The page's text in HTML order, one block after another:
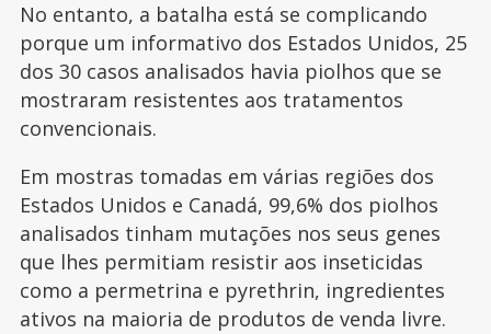
No entanto, a batalha está se complicando
porque um informativo dos Estados Unidos, 25
dos 30 casos analisados havia piolhos que se
mostraram resistentes aos tratamentos
convencionais.
Em mostras tomadas em várias regiões dos
Estados Unidos e Canadá, 99,6% dos piolhos
analisados tinham mutações nos seus genes
que lhes permitiam resistir aos inseticidas
como a permetrina e pyrethrin, ingredientes
ativos na maioria de produtos de venda livre.